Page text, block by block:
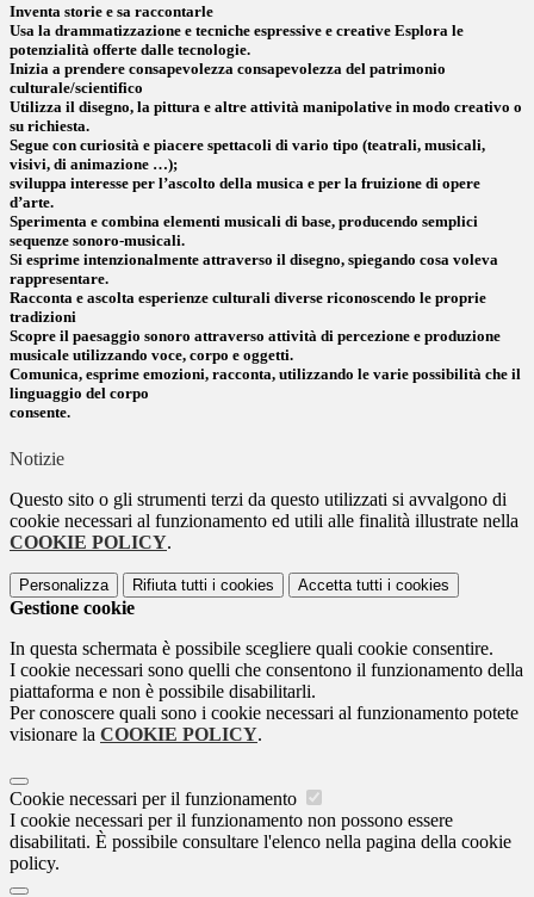
Inventa storie e sa raccontarle
Usa la drammatizzazione e tecniche espressive e creative Esplora le
potenzialità offerte dalle tecnologie.
Inizia a prendere consapevolezza consapevolezza del patrimonio
culturale/scientifico
Utilizza il disegno, la pittura e altre attività manipolative in modo creativo o
su richiesta.
Segue con curiosità e piacere spettacoli di vario tipo (teatrali, musicali,
visivi, di animazione …);
sviluppa interesse per l’ascolto della musica e per la fruizione di opere
d’arte.
Sperimenta e combina elementi musicali di base, producendo semplici
sequenze sonoro-musicali.
Si esprime intenzionalmente attraverso il disegno, spiegando cosa voleva
rappresentare.
Racconta e ascolta esperienze culturali diverse riconoscendo le proprie
tradizioni
Scopre il paesaggio sonoro attraverso attività di percezione e produzione
musicale utilizzando voce, corpo e oggetti.
Comunica, esprime emozioni, racconta, utilizzando le varie possibilità che il
linguaggio del corpo
consente.
Notizie
Questo sito o gli strumenti terzi da questo utilizzati si avvalgono di
cookie necessari al funzionamento ed utili alle finalità illustrate nella
COOKIE POLICY.
Personalizza Rifiuta tutti i cookies Accetta tutti i cookies
Gestione cookie
In questa schermata è possibile scegliere quali cookie consentire.
I cookie necessari sono quelli che consentono il funzionamento della
piattaforma e non è possibile disabilitarli.
Per conoscere quali sono i cookie necessari al funzionamento potete
visionare la COOKIE POLICY.
Cookie necessari per il funzionamento
I cookie necessari per il funzionamento non possono essere
disabilitati. È possibile consultare l'elenco nella pagina della cookie
policy.